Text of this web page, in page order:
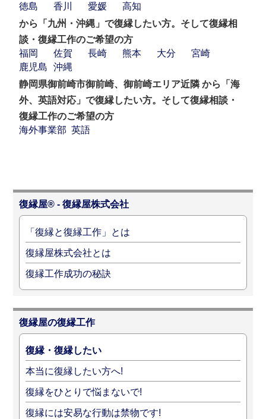
徳島
香川 愛媛
高知
から「九州・沖縄」で復縁したい方。そして復縁相
談・復縁工作のご希望の方
福岡
佐賀 長崎 熊本 大分
宮崎
鹿児島
沖縄
静岡県御前崎市御前崎、御前崎エリア近隣 から「海
外、英語対応」で復縁したい方。そして復縁相談・
復縁工作のご希望の方
海外事業部 英語
復縁屋® - 復縁屋株式会社
「復縁と復縁工作」とは
復縁屋株式会社とは
復縁工作成功の秘訣
復縁屋の復縁工作
復縁・復縁したい
本当に復縁したい方へ!
復縁をひとりで悩まないで!
復縁には安易な行動は禁物です!